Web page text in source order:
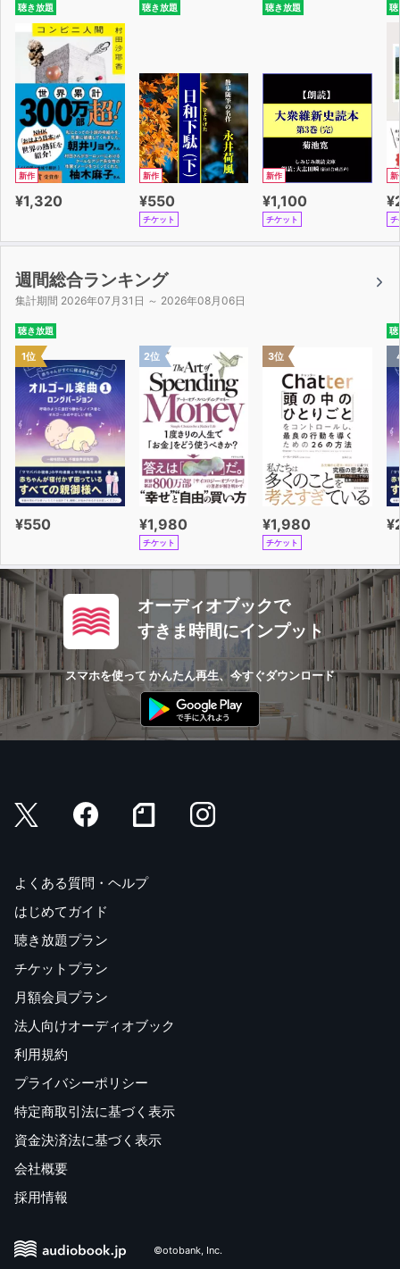
聴き放題
新作
¥1,320
聴き放題
新作
¥550
チケット
聴き放題
新作
¥1,100
チケット
聴
新
チ
週間総合ランキング
集計期間 2026年07月31日 ～ 2026年08月06日
聴き放題
1位
¥550
2位
¥1,980
チケット
3位
¥1,980
チケット
聴
オーディオブックで
すきま時間にインプット
スマホを使って かんたん再生、今すぐダウンロード
よくある質問・ヘルプ
はじめてガイド
聴き放題プラン
チケットプラン
月額会員プラン
法人向けオーディオブック
利用規約
プライバシーポリシー
特定商取引法に基づく表示
資金決済法に基づく表示
会社概要
採用情報
©otobank, Inc.